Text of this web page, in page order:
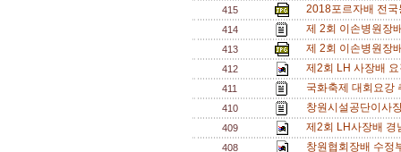
415 2018포르자배 전
414 제 2회 이손병원장
413 제 2회 이손병원장
412 제2회 LH 사장배
411 국화축제 대회요
410 창원시설공단이사
409 제2회 LH사장배
408 창원협회장배 수